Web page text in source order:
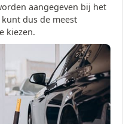
aangegeven bij het
dus de meest
kiezen.